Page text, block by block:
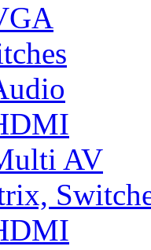
AV